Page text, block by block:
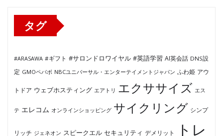
タグ
#ARASAWA #ギフト #サロンドロワイヤル #英語学習 AI英会話 DNS設
定 GMOペパボ NBCユニバーサル・エンターテイメントジャパン ふわ姫 アウ
トドア ウェブホスティング エアトリ エクササイズ エス
テ エレコム オンラインショッピング サイクリング シンプ
リッチ ジェネオン スピークエル セキュリティ デメリット
トレ